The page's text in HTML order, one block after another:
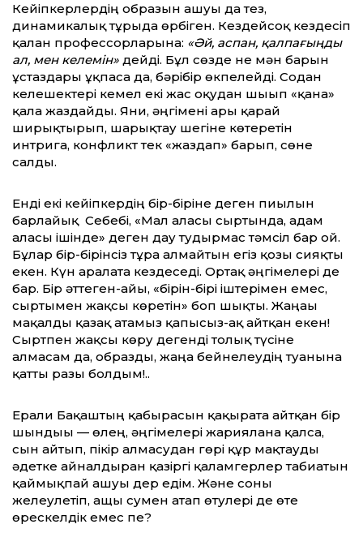
Кейіпкерлердің образын ашуы да тез,
динамикалық тұрғыда өрбіген. Кездейсоқ кездесіп
қалған профессорларына: «Әй, аспан, қалпағыңды
ал, мен келемін» дейді. Бұл сөзде не мән барын
ұстаздары ұқпаса да, бәрібір өкпелейді. Содан
келешектері кемел екі жас оқудан шығып «қана»
қала жаздайды. Яғни, әңгімені ары қарай
ширықтырып, шарықтау шегіне көтеретін
интрига, конфликт тек «жаздап» барып, сөне
салды.
Енді екі кейіпкердің бір-біріне деген пиғылын
барлайық Себебі, «Мал аласы сыртында, адам
аласы ішінде» деген дау тудырмас тәмсіл бар ғой.
Бұлар бір-бірінсіз тұра алмайтын егіз қозы сияқты
екен. Күн аралата кездеседі. Ортақ әңгімелері де
бар. Бір әттеген-айы, «бірін-бірі іштерімен емес,
сыртымен жақсы көретін» боп шықты. Жаңағы
мақалды қазақ атамыз қапысыз-ақ айтқан екен!
Сыртпен жақсы көру дегенді толық түсіне
алмасам да, образды, жаңа бейнелеудің туғанына
қатты разы болдым!..
Ерғали Бақаштың қабырғасын қақырата айтқан бір
шындығы — өлең, әңгімелері жариялана қалса,
сын айтып, пікір алмасудан гөрі құр мақтауды
әдетке айналдырған қазіргі қаламгерлер табиғатын
қаймықпай ашуы дер едім. Және соны
желеулетіп, ащы сумен атап өтулері де өте
өрескелдік емес пе?